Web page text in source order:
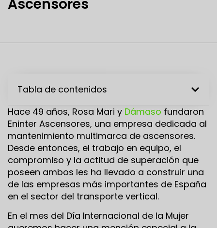
Ascensores
Tabla de contenidos
Hace 49 años, Rosa Mari y Dámaso fundaron
Eninter Ascensores, una empresa dedicada al
mantenimiento multimarca de ascensores.
Desde entonces, el trabajo en equipo, el
compromiso y la actitud de superación que
poseen ambos les ha llevado a construir una
de las empresas más importantes de España
en el sector del transporte vertical.
En el mes del Día Internacional de la Mujer